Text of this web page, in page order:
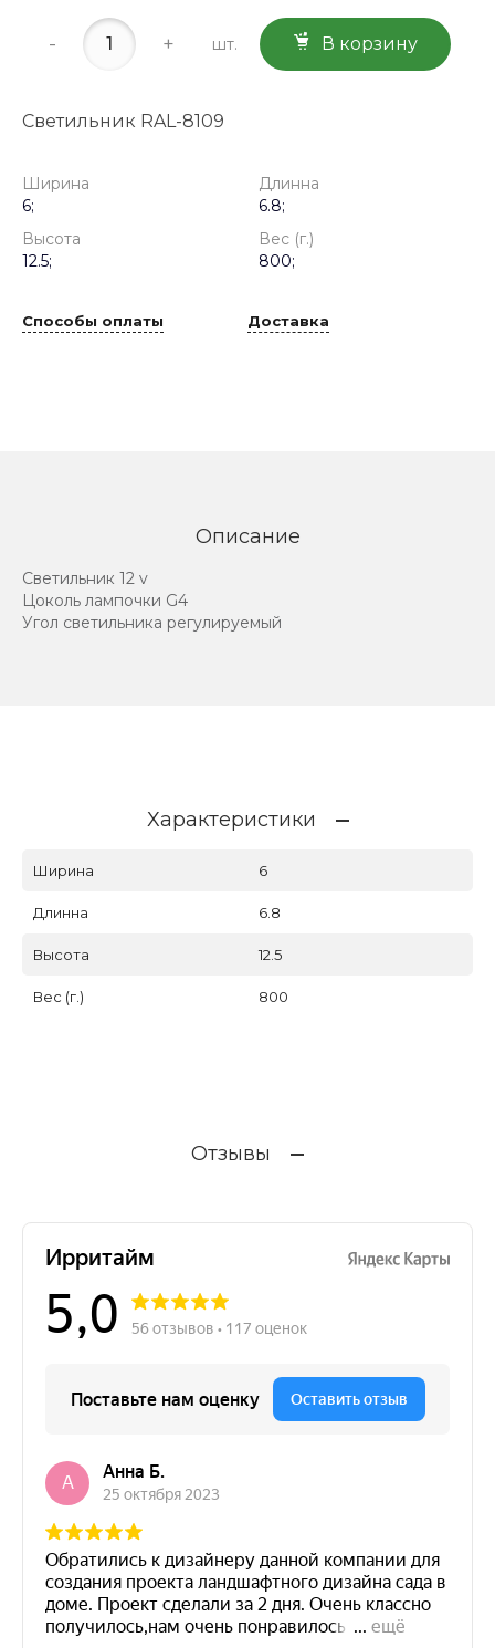
- + шт. В корзину
Светильник RAL-8109
Ширина
6;
Длинна
6.8;
Высота
12.5;
Вес (г.)
800;
Способы оплаты Доставка
Описание
Светильник 12 v
Цоколь лампочки G4
Угол светильника регулируемый
Характеристики
Ширина 6
Длинна 6.8
Высота 12.5
Вес (г.) 800
Отзывы